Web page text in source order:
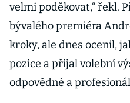
velmi poděkovat,“ řekl.
bývalého premiéra
kroky, ale dnes ocenil,
pozice a přijal volební
odpovědné a